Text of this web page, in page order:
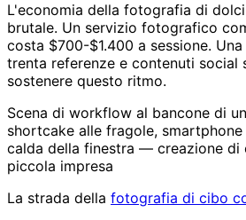
L'economia della fotografia di
brutale. Un servizio fotografico
costa $700-$1.400 a sessione.
trenta referenze e contenuti social
sostenere questo ritmo.
Scena di workflow al bancone di
shortcake alle fragole,
calda della finestra — creazione di
piccola impresa
La strada della fotografia di cibo